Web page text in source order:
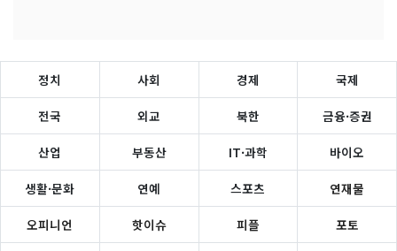
정치 사회 경제 국제
전국 외교 북한 금융·증권
산업 부동산 IT·과학 바이오
생활·문화 연예 스포츠 연재물
오피니언 핫이슈 피플 포토